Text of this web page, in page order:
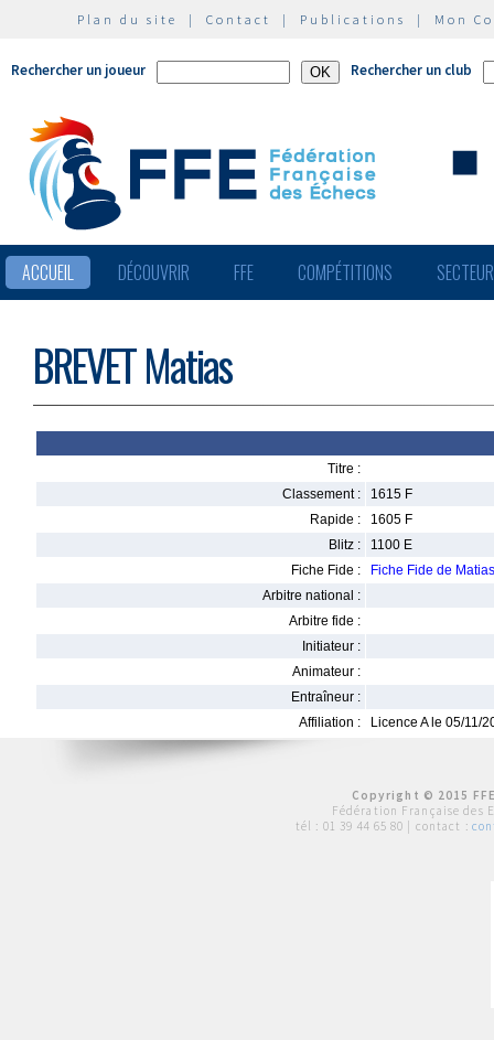
Plan du site | Contact | Publications | Mon
Rechercher un joueur Rechercher un club
ACCUEIL DÉCOUVRIR FFE COMPÉTITIONS
BREVET Matias
Titre :
Classement :
1615 F
Rapide :
1605 F
Blitz :
1100 E
Fiche Fide :
Fiche Fide de
Arbitre national :
Arbitre fide :
Initiateur :
Animateur :
Entraîneur :
Affiliation :
Licence A le 05/11/
Copyright © 2015
Fédération Française des
tél : 01 39 44 65 80 | contact :